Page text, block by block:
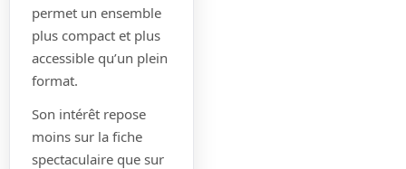
permet un ensemble
plus compact et plus
accessible qu’un plein
format.
Son intérêt repose
moins sur la fiche
spectaculaire que sur